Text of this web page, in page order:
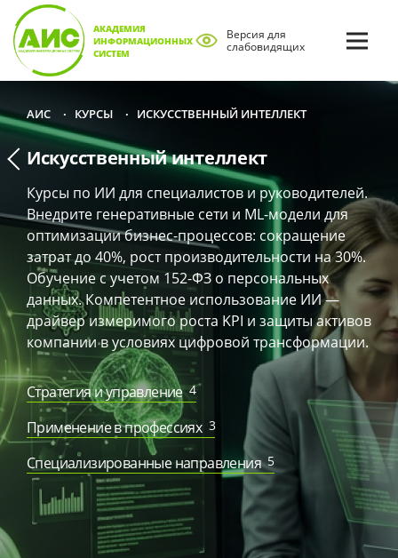
АКАДЕМИЯ
ИНФОРМАЦИОННЫХ
СИСТЕМ
Версия для
слабовидящих
АИС • КУРСЫ • ИСКУССТВЕННЫЙ ИНТЕЛЛЕКТ
Искусственный интеллект
Курсы по ИИ для специалистов и руководителей.
Внедрите генеративные сети и ML-модели для
оптимизации бизнес-процессов: сокращение
затрат до 40%, рост производительности на 30%.
Обучение с учетом 152-ФЗ о персональных
данных. Компетентное использование ИИ —
драйвер измеримого роста KPI и защиты активов
компании в условиях цифровой трансформации.
Стратегия и управление 4
Применение в профессиях 3
Специализированные направления 5